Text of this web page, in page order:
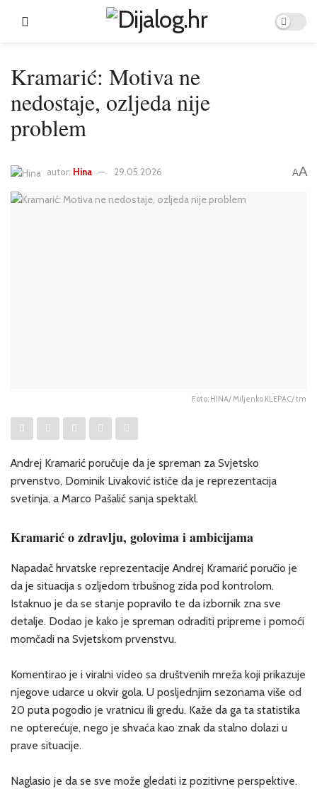
Kramarić: Motiva ne
nedostaje, ozljeda nije
problem
autor: Hina 29.05.2026 AA
Foto: HINA/ Miljenko KLEPAC/ tm
Andrej Kramarić poručuje da je spreman za Svjetsko
prvenstvo, Dominik Livaković ističe da je reprezentacija
svetinja, a Marco Pašalić sanja spektakl.
Kramarić o zdravlju, golovima i ambicijama
Napadač hrvatske reprezentacije Andrej Kramarić poručio je
da je situacija s ozljedom trbušnog zida pod kontrolom.
Istaknuo je da se stanje popravilo te da izbornik zna sve
detalje. Dodao je kako je spreman odraditi pripreme i pomoći
momčadi na Svjetskom prvenstvu.
Komentirao je i viralni video sa društvenih mreža koji prikazuje
njegove udarce u okvir gola. U posljednjim sezonama više od
20 puta pogodio je vratnicu ili gredu. Kaže da ga ta statistika
ne opterećuje, nego je shvaća kao znak da stalno dolazi u
prave situacije.
Naglasio je da se sve može gledati iz pozitivne perspektive.